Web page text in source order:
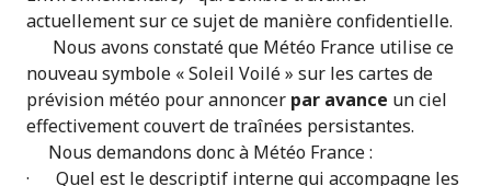
actuellement sur ce sujet de manière confidentielle.
Nous avons constaté que Météo France utilise ce
nouveau symbole « Soleil Voilé » sur les cartes de
prévision météo pour annoncer par avance un ciel
effectivement couvert de traînées persistantes.
Nous demandons donc à Météo France :
· Quel est le descriptif interne qui accompagne les